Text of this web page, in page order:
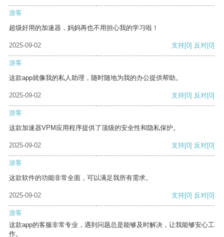
游客
超级好用的加速器，妈妈再也不用担心我的学习啦！
2025-09-02 支持[0] 反对[0]
游客
这款app就像我的私人助理，随时随地为我的办公提供帮助。
2025-09-02 支持[0] 反对[0]
游客
这款加速器VPM应用程序提供了顶级的安全性和隐私保护。
2025-09-02 支持[0] 反对[0]
游客
这款软件的功能非常全面，可以满足我所有需求。
2025-09-02 支持[0] 反对[0]
游客
这款app的客服非常专业，遇到问题总是能够及时解决，让我能够安心工
作。